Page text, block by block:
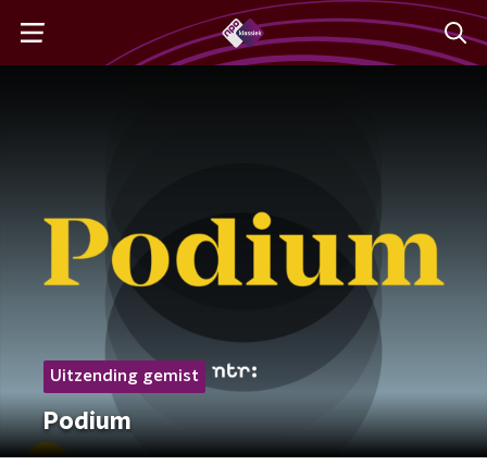
Uitzending gemist
Podium